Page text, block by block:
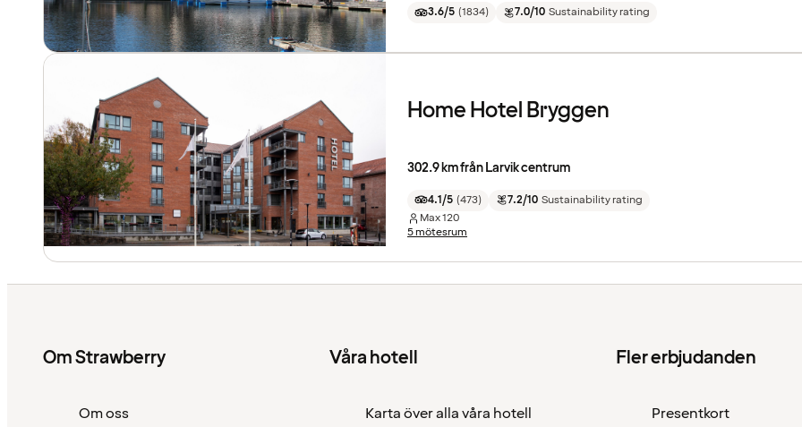
3.6/5 (1834) 7.0/10 Sustainability rating
Home Hotel Bryggen
302.9 km från Larvik centrum
4.1/5 (473) 7.2/10 Sustainability rating
Max120
5 mötesrum
Om Strawberry
Om oss
Våra hotell
Karta över alla våra hotell
Fler erbjudanden
Presentkort